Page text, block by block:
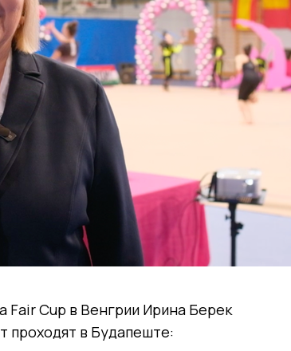
Fair Cup в Венгрии Ирина Берек
проходят в Будапеште: